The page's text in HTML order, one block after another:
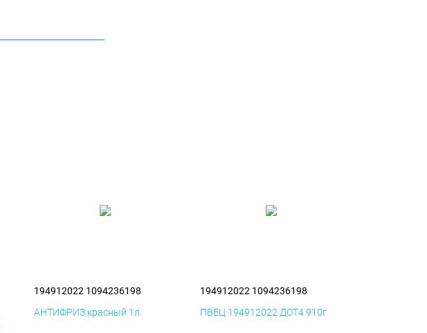
194912022 1094236198
АНТИФРИЗ красный 1л.
194912022 1094236198
ПВЕЦ 194912022 ДОТ4 910г